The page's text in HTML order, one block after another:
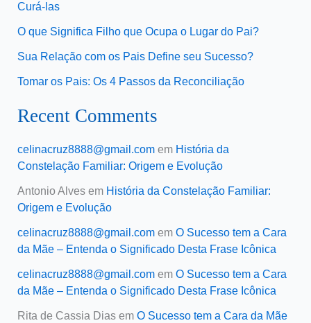
Curá-las
O que Significa Filho que Ocupa o Lugar do Pai?
Sua Relação com os Pais Define seu Sucesso?
Tomar os Pais: Os 4 Passos da Reconciliação
Recent Comments
celinacruz8888@gmail.comem História da
Constelação Familiar: Origem e Evolução
Antonio Alvesem História da Constelação Familiar:
Origem e Evolução
celinacruz8888@gmail.comem O Sucesso tem a Cara
da Mãe – Entenda o Significado Desta Frase Icônica
celinacruz8888@gmail.comem O Sucesso tem a Cara
da Mãe – Entenda o Significado Desta Frase Icônica
Rita de Cassia Diasem O Sucesso tem a Cara da Mãe